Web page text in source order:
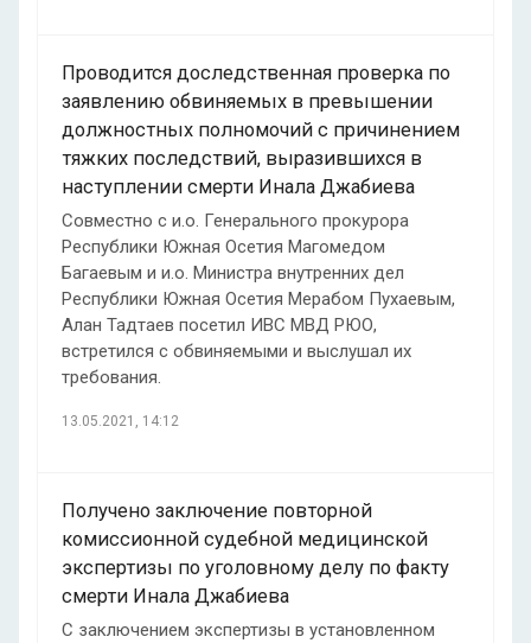
Проводится доследственная проверка по
заявлению обвиняемых в превышении
должностных полномочий с причинением
тяжких последствий, выразившихся в
наступлении смерти Инала Джабиева
Совместно с и.о. Генерального прокурора
Республики Южная Осетия Магомедом
Багаевым и и.о. Министра внутренних дел
Республики Южная Осетия Мерабом Пухаевым,
Алан Тадтаев посетил ИВС МВД РЮО,
встретился с обвиняемыми и выслушал их
требования.
13.05.2021, 14:12
Получено заключение повторной
комиссионной судебной медицинской
экспертизы по уголовному делу по факту
смерти Инала Джабиева
С заключением экспертизы в установленном